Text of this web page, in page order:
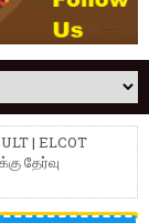
| ELCOT
தேர்வு